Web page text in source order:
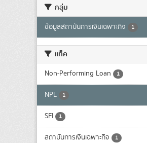
กลุ่ม
ข้อมูลสถาบันการเงินเฉพาะกิจ 1
แท็ค
Non-Performing Loan 1
NPL 1
SFI 1
สถาบันการเงินเฉพาะกิจ 1